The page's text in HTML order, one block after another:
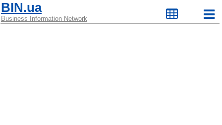
BIN.ua
Business Information Network